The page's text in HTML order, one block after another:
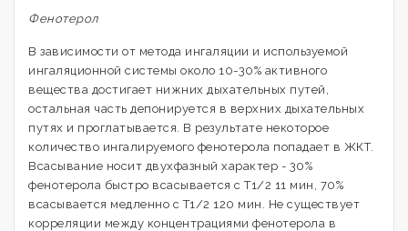
Фенотерол
В зависимости от метода ингаляции и используемой
ингаляционной системы около 10-30% активного
вещества достигает нижних дыхательных путей,
остальная часть депонируется в верхних дыхательных
путях и проглатывается. В результате некоторое
количество ингалируемого фенотерола попадает в ЖКТ.
Всасывание носит двухфазный характер - 30%
фенотерола быстро всасывается с Т1/2 11 мин, 70%
всасывается медленно с Т1/2 120 мин. Не существует
корреляции между концентрациями фенотерола в